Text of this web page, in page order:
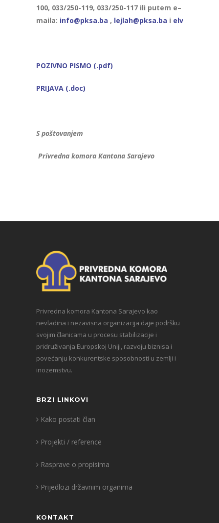
100, 033/250-119, 033/250-117 ili putem e–
maila: info@pksa.ba , lejlah@pksa.ba i
POZIVNO PISMO (.pdf)
PRIJAVA (.doc)
S poštovanjem
Privredna komora Kantona Sarajevo
Privredna komora Kantona Sarajevo kao
nevladina i nezavisna organizacija daje podršku
svojim članicama u procesu stabilizacije i
pridruživanja Europskoj Uniji, razvoju biznisa i
povećanju konkurentske sposobnosti u zemlji i
inozemstvu.
BRZI LINKOVI
Kako postati član
Projekti / reference
Rasprave o propisima
Prijedlozi državnim organima
KONTAKT